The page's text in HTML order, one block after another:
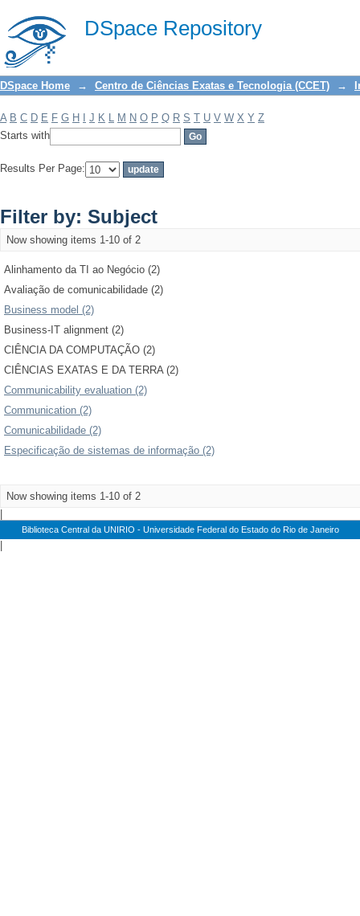
DSpace Repository
Filter by: Subject
DSpace Home → Centro de Ciências Exatas e Tecnologia (CCET) →
A B C D E F G H J K L M N O P Q R S T U V W X Y Z
Starts with
Results Per Page:
Filter by: Subject
Now showing items 1-10 of 2
Alinhamento da TI ao Negócio (2)
Avaliação de comunicabilidade (2)
Business model (2)
Business-IT alignment (2)
CIÊNCIA DA COMPUTAÇÃO (2)
CIÊNCIAS EXATAS E DA TERRA (2)
Communicability evaluation (2)
Communication (2)
Comunicabilidade (2)
Especificação de sistemas de informação (2)
Now showing items 1-10 of 2
Biblioteca Central da UNIRIO - Universidade Federal do Estado do Rio de Janeiro